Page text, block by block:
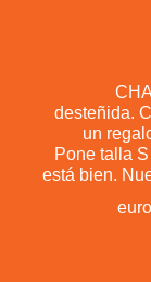
desteñida.
un
Pone talla
está bien.